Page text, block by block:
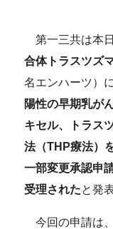
第一三共は本
合体トラスツズ
名エンハーツ）
陽性の早期乳が
キセル、トラス
法（THP療法）
一部変更承認申
受理されたと発
今回の申請は